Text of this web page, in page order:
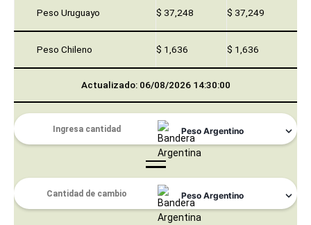
Peso Uruguayo $ 37,248 $ 37,249
Peso Chileno $ 1,636 $ 1,636
Actualizado: 06/08/2026 14:30:00